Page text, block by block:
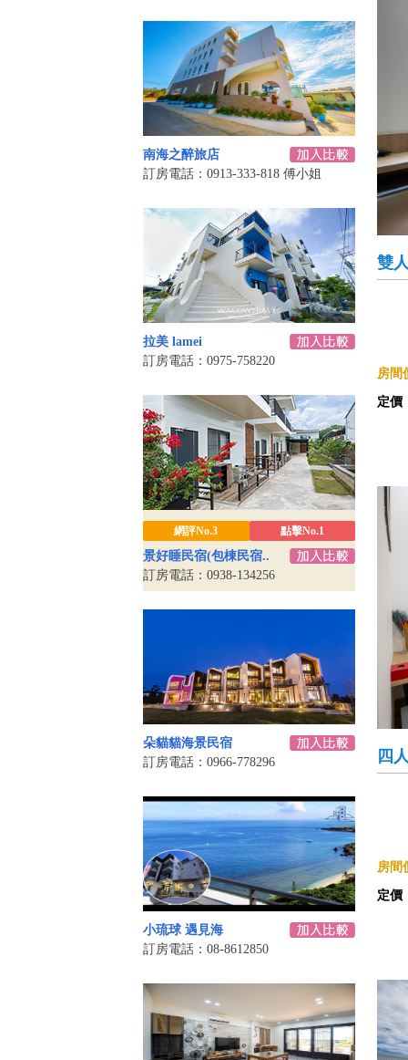
南海之醉旅店
訂房電話：0913-333-818 傅小姐
拉美 lamei
訂房電話：0975-758220
網評No.3 點擊No.1
景好睡民宿(包棟民宿..
訂房電話：0938-134256
朵貓貓海景民宿
訂房電話：0966-778296
小琉球 遇見海
訂房電話：08-8612850
雙
房間
定價
四
房間
定價